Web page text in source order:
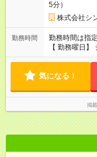
5分）
株式会社シ
勤務時間
勤務時間は指
【 勤務曜日】 シ
・ 9：00～20
気になる！
掲